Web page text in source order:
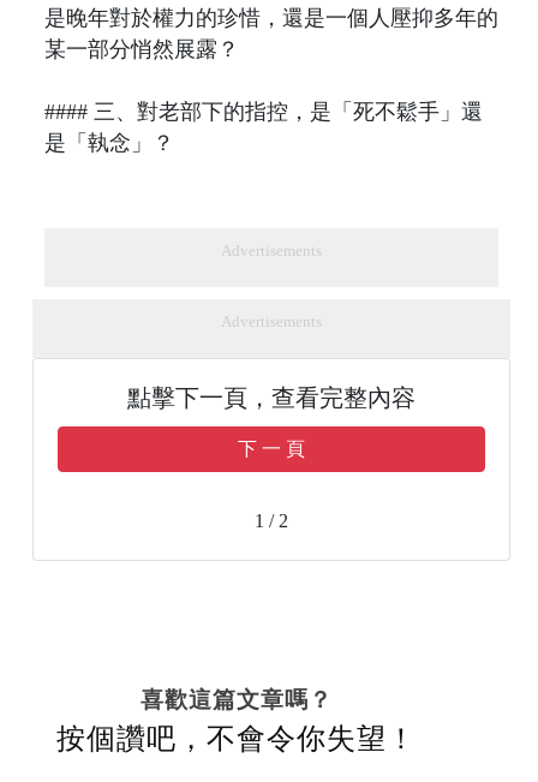
是晚年對於權力的珍惜，還是一個人壓抑多年的
某一部分悄然展露？
#### 三、對老部下的指控，是「死不鬆手」還
是「執念」？
Advertisements
Advertisements
點擊下一頁，查看完整內容
下 一 頁
1 / 2
喜歡這篇文章嗎？
按個讚吧，不會令你失望！